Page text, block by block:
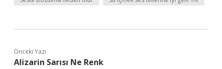
Önceki Yazı
Alizarin Sarısı Ne Renk